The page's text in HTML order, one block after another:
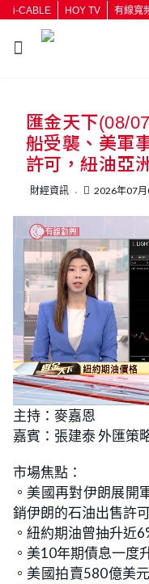
i-CABLE HOY TV 有線寬
匯金天下(08/
船受襲、美軍
許可，紐油亞
財經資訊 2026年07月
U
n
m
u
t
e
L
o
e
d
9
%
主持：麥嘉恩
嘉賓：張建泰 外匯策
市場焦點：
。美國再對伊朗展開
銷伊朗的石油出售許
。紐約期油曾抽升近
。美10年期債息一度
。美國拍賣580億美